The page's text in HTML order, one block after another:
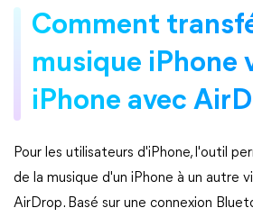
Comment
musique iPhone
iPhone avec
Pour les utilisateurs d'iPhone, l'outil
de la musique d'un iPhone à un autre
AirDrop. Basé sur une connexion